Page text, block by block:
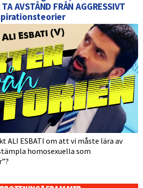
AVSTÅND FRÅN AGGRESSIVT
ALI ESBATI om att vi måste lära av
homosexuella som